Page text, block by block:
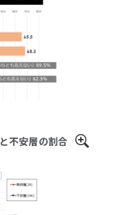
不安層の割合